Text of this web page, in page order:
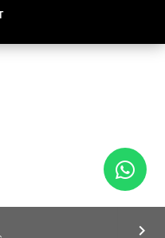
keyboard_arrow_right